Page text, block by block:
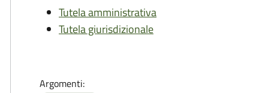
Tutela amministrativa
Tutela giurisdizionale
Argomenti: